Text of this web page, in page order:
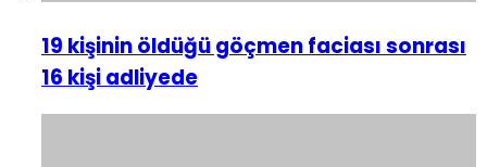
19 kişinin öldüğü göçmen faciası sonrası
16 kişi adliyede